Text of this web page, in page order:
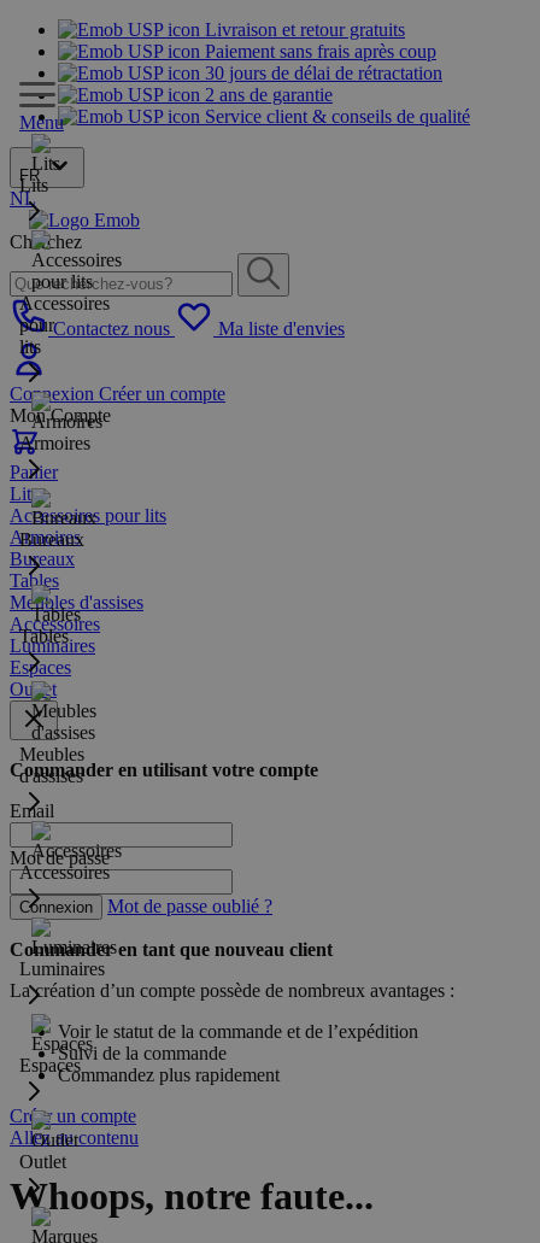
Livraison et retour gratuits
Paiement sans frais après coup
30 jours de délai de rétractation
2 ans de garantie
Service client & conseils de qualité
FR
NL
Cherchez
Contactez nous Ma liste d'envies
Connexion Créer un compte
Mon Compte
Panier
Menu
Lits
Accessoires
pour
lits
Armoires
Bureaux
Tables
Meubles
d'assises
Accessoires
Luminaires
Espaces
Outlet
Lits
Accessoires pour lits
Armoires
Bureaux
Tables
Meubles d'assises
Accessoires
Luminaires
Espaces
Outlet
Commander en utilisant votre compte
Email
Mot de passe
Connexion Mot de passe oublié ?
Commander en tant que nouveau client
La création d’un compte possède de nombreux avantages :
Voir le statut de la commande et de l’expédition
Suivi de la commande
Commandez plus rapidement
Créer un compte
Allez au contenu
Whoops, notre faute...